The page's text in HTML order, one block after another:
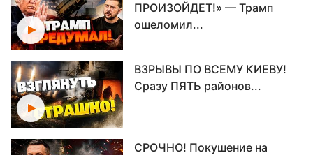
ПРОИЗОЙДЕТ!» — Трамп
ошеломил...
ВЗРЫВЫ ПО ВСЕМУ КИЕВУ!
Сразу ПЯТЬ районов...
СРОЧНО! Покушение на